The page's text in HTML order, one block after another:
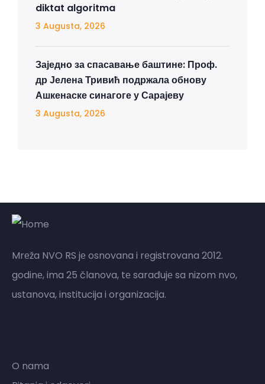
diktat algoritma
3 Augusta, 2026
Заједно за спасавање баштине: Проф.
др Јелена Тривић подржала обнову
Ашкенаске синагоге у Сарајеву
3 Augusta, 2026
Mrеža NVO RS jе osnovana i rеgistrovana 2012.
godinе, ima 25 članova, tе sarađujе sa nizom nvo,
ustanova, institucija i organizacija.
O nama